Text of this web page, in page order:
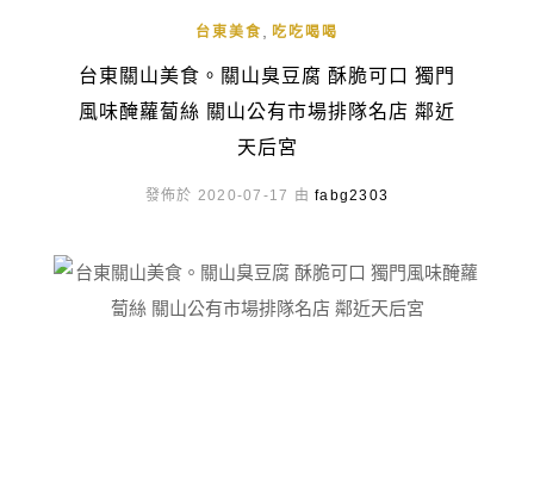
台東美食 吃吃喝喝
台東關山美食。關山臭豆腐 酥脆可口 獨門
風味醃蘿蔔絲 關山公有市場排隊名店 鄰近
天后宮
發佈於 2020-07-17 由fabg2303